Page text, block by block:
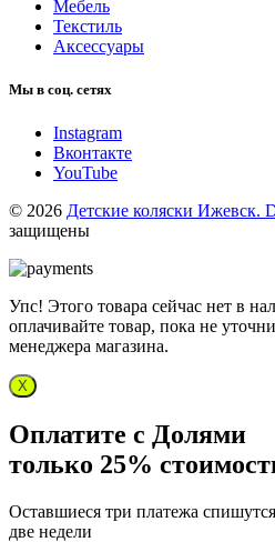
Мебель
Текстиль
Аксессуары
Мы в соц. сетях
Instagram
Вконтакте
YouTube
© 2026 Детские коляски Ижевск.
защищены
Упс! Этого товара сейчас нет в
оплачивайте товар, пока не
менеджера магазина.
X
Оплатите с Долями
только 25%
Оставшиеся три платежа
две недели